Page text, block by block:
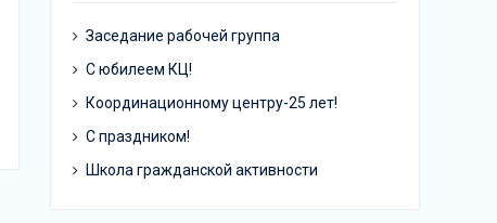
Заседание рабочей группа
С юбилеем КЦ!
Координационному центру-25 лет!
С праздником!
Школа гражданской активности